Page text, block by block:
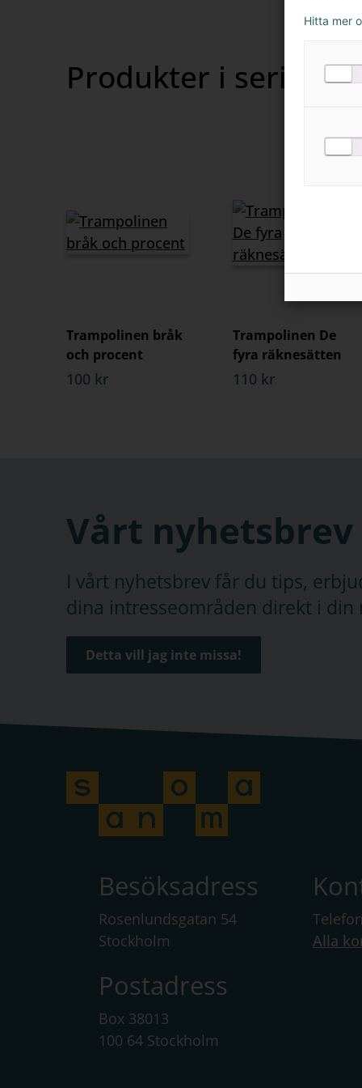
innehåll
Produkter i serien
Trampolinen bråk
och procent
100 kr
Trampolinen De
fyra räknesätten
110 kr
Vårt nyhetsbrev
I vårt nyhetsbrev får du tips,
dina intresseområden direkt i din
Detta vill jag inte missa!
Besöksadress
Rosenlundsgatan 54
Stockholm
Postadress
Box 38013
100 64 Stockholm
Alla
Hitta mer